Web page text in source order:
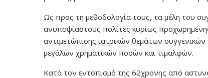
Ως προς τη μεθοδολογία τους, τα μέλη του
ανυποψίαστους πολίτες κυρίως
αντιμετώπισης ιατρικών θεμάτων
μεγάλων χρηματικών ποσών και τιμαλφών.
Κατά τον εντοπισμό της 62χρονης από